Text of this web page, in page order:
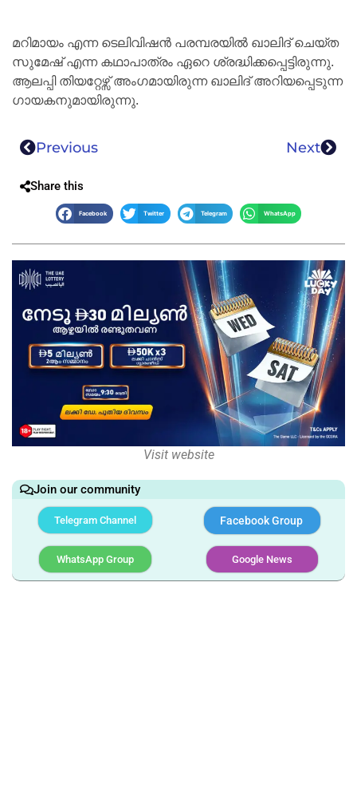
മറിമായം എന്ന ടെലിവിഷൻ പരമ്പരയിൽ ഖാലിദ് ചെയ്ത
സുമേഷ് എന്ന കഥാപാത്രം ഏറെ ശ്രദ്ധിക്കപ്പെട്ടിരുന്നു.
ആലപ്പി തിയറ്റേഴ്സ് അംഗമായിരുന്ന ഖാലിദ് അറിയപ്പെടുന്ന
ഗായകനുമായിരുന്നു.
Previous Next
Share this
Facebook Twitter Telegram WhatsApp
Visit website
Join our community
Telegram Channel Facebook Group
WhatsApp Group Google News